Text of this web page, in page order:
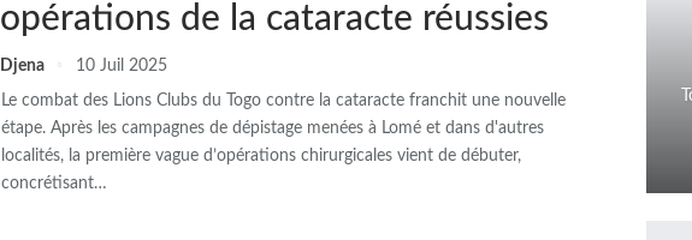
opérations de la cataracte réussies
Djena 10 Juil 2025
Le combat des Lions Clubs du Togo contre la cataracte franchit une nouvelle
étape. Après les campagnes de dépistage menées à Lomé et dans d'autres
localités, la première vague d’opérations chirurgicales vient de débuter,
concrétisant…